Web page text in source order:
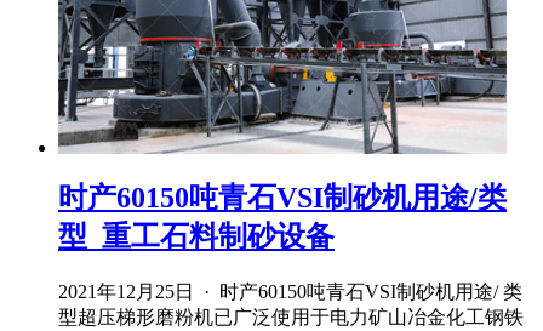
时产60150吨青石VSI制砂机用途/类
型_重工石料制砂设备
2021年12月25日 · 时产60150吨青石VSI制砂机用途/ 类
型超压梯形磨粉机已广泛使用于电力矿山冶金化工钢铁